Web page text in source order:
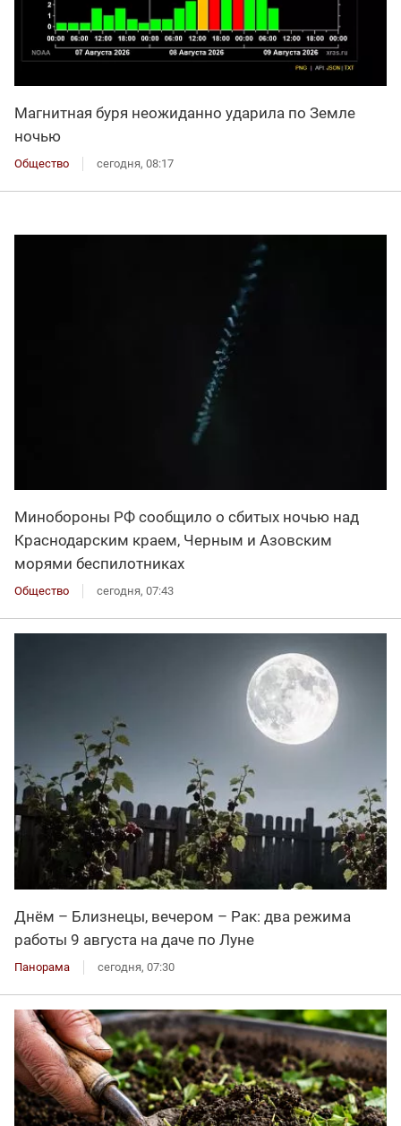
Магнитная буря неожиданно ударила по Земле
ночью
Общество сегодня, 08:17
Минобороны РФ сообщило о сбитых ночью над
Краснодарским краем, Черным и Азовским
морями беспилотниках
Общество сегодня, 07:43
Днём – Близнецы, вечером – Рак: два режима
работы 9 августа на даче по Луне
Панорама сегодня, 07:30